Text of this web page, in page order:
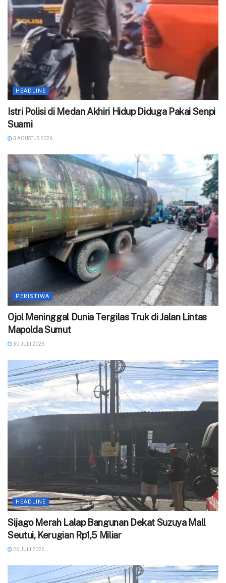
HEADLINE
‎Istri Polisi di Medan Akhiri Hidup Diduga Pakai Senpi
Suami
3 AGUSTUS 2026
PERISTIWA
Ojol Meninggal Dunia Tergilas Truk di Jalan Lintas
Mapolda Sumut
30 JULI 2026
HEADLINE
Sijago Merah Lalap Bangunan Dekat Suzuya Mall
Seutui, Kerugian Rp1,5 Miliar
26 JULI 2026